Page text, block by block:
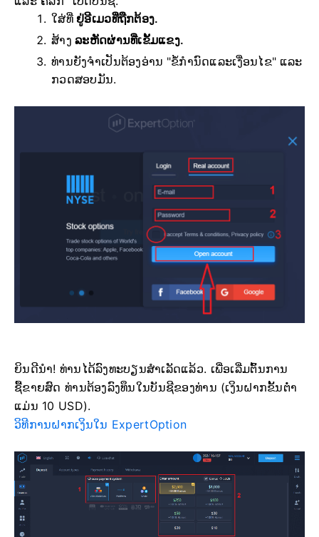
ໃສ່ທີ່ ຢູ່ອີເມວທີ່ຖືກຕ້ອງ.
ສ້າງລະຫັດຜ່ານທີ່ເຂັ້ມແຂງ.
ທ່ານຍັງຈໍາເປັນຕ້ອງອ່ານ "ຂໍ້ກໍານົດແລະເງື່ອນໄຂ" ແລະ
ກວດສອບມັນ.
ຍິນດີນຳ! ທ່ານໄດ້ລົງທະບຽນສຳເລັດແລ້ວ. ເພື່ອເລີ່ມຕົ້ນການ
ຊື້ຂາຍສົດ ທ່ານຕ້ອງລົງທຶນໃນບັນຊີຂອງທ່ານ (ເງິນຝາກຂັ້ນຕ່ຳ
ແມ່ນ 10 USD).
ວິທີການຝາກເງິນໃນ ExpertOption